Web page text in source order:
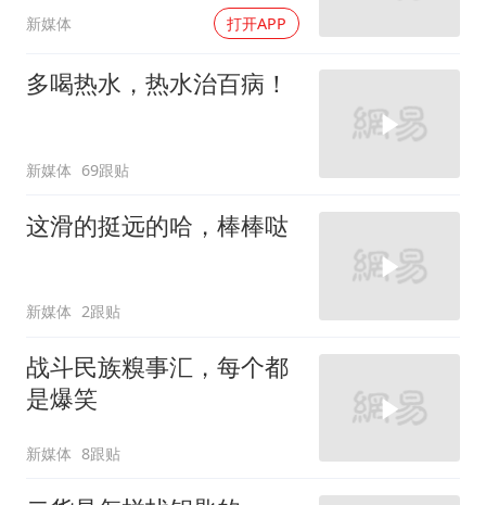
新媒体 打开APP
多喝热水，热水治百病！
新媒体 69跟贴
这滑的挺远的哈，棒棒哒
新媒体 2跟贴
战斗民族糗事汇，每个都
是爆笑
新媒体 8跟贴